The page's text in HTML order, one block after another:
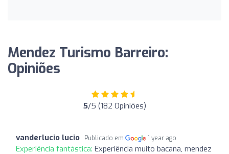
Mendez Turismo Barreiro:
Opiniões
5/5 (182 Opiniões)
vanderlucio lucio Publicado em 1 year ago
Experiência fantástica: Experiência muito bacana, mendez